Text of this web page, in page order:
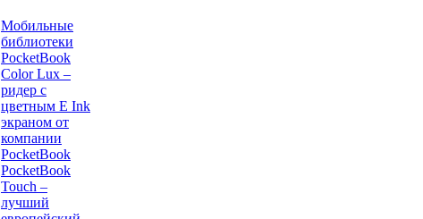
Мобильные
библиотеки
PocketBook
Color Lux –
ридер с
цветным E Ink
экраном от
компании
PocketBook
PocketBook
Touch –
лучший